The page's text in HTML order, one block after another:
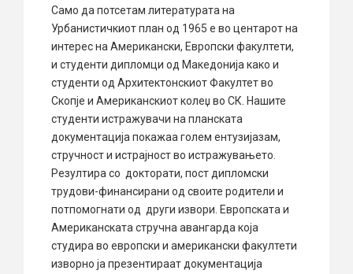
Само да потсетам литературата на
Урбанистичкиот план од 1965 е во центарот на
интерес на Американски, Европски факултети,
и студенти дипломци од Македонија како и
студенти од Архитектонскиот Факултет во
Скопје и Американскиот колеџ во СК. Нашите
студенти истражувачи на планската
документација покажаа голем ентузијазам,
стручност и истрајност во истражувањето.
Резултира со докторати, пост дипломски
трудови-финансирани од своите родители и
потпомогнати од други извори. Европската и
Американската стручна авангарда која
студира во европски и американски факултети
изворно ја презентираат документација